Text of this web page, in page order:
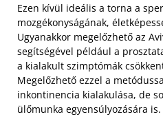
Ezen kívül ideális a torna a
mozgékonyságának,
Ugyanakkor megelőzhető az
segítségével például a
a kialakult szimptómák
Megelőzhető ezzel a
inkontinencia kialakulása, de
ülőmunka egyensúlyozására is.